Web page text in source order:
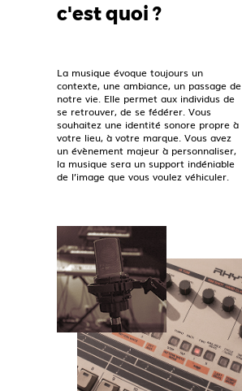
c'est quoi ?
La musique évoque toujours un
contexte, une ambiance, un passage de
notre vie. Elle permet aux individus de
se retrouver, de se fédérer. Vous
souhaitez une identité sonore propre à
votre lieu, à votre marque. Vous avez
un évènement majeur à personnaliser,
la musique sera un support indéniable
de l’image que vous voulez véhiculer.